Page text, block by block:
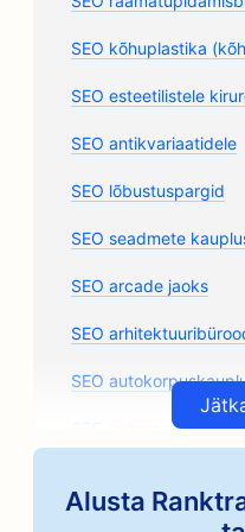
SEO kõhuplastika
SEO esteetilistele
SEO antikvariaatidele
SEO lõbustuspargid
SEO seadmete
SEO arcade jaoks
SEO
SEO
SEO autoosade
SEO
Alusta